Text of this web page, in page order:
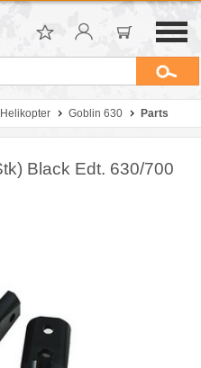
Goblin 630 Parts
Black Edt. 630/700